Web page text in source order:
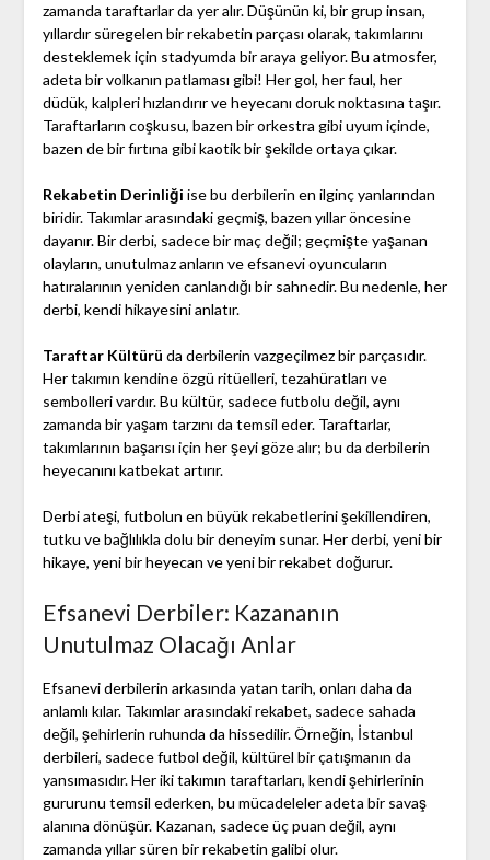
zamanda taraftarlar da yer alır. Düşünün ki, bir grup insan,
yıllardır süregelen bir rekabetin parçası olarak, takımlarını
desteklemek için stadyumda bir araya geliyor. Bu atmosfer,
adeta bir volkanın patlaması gibi! Her gol, her faul, her
düdük, kalpleri hızlandırır ve heyecanı doruk noktasına taşır.
Taraftarların coşkusu, bazen bir orkestra gibi uyum içinde,
bazen de bir fırtına gibi kaotik bir şekilde ortaya çıkar.
Rekabetin Derinliği ise bu derbilerin en ilginç yanlarından
biridir. Takımlar arasındaki geçmiş, bazen yıllar öncesine
dayanır. Bir derbi, sadece bir maç değil; geçmişte yaşanan
olayların, unutulmaz anların ve efsanevi oyuncuların
hatıralarının yeniden canlandığı bir sahnedir. Bu nedenle, her
derbi, kendi hikayesini anlatır.
Taraftar Kültürü da derbilerin vazgeçilmez bir parçasıdır.
Her takımın kendine özgü ritüelleri, tezahüratları ve
sembolleri vardır. Bu kültür, sadece futbolu değil, aynı
zamanda bir yaşam tarzını da temsil eder. Taraftarlar,
takımlarının başarısı için her şeyi göze alır; bu da derbilerin
heyecanını katbekat artırır.
Derbi ateşi, futbolun en büyük rekabetlerini şekillendiren,
tutku ve bağlılıkla dolu bir deneyim sunar. Her derbi, yeni bir
hikaye, yeni bir heyecan ve yeni bir rekabet doğurur.
Efsanevi Derbiler: Kazananın
Unutulmaz Olacağı Anlar
Efsanevi derbilerin arkasında yatan tarih, onları daha da
anlamlı kılar. Takımlar arasındaki rekabet, sadece sahada
değil, şehirlerin ruhunda da hissedilir. Örneğin, İstanbul
derbileri, sadece futbol değil, kültürel bir çatışmanın da
yansımasıdır. Her iki takımın taraftarları, kendi şehirlerinin
gururunu temsil ederken, bu mücadeleler adeta bir savaş
alanına dönüşür. Kazanan, sadece üç puan değil, aynı
zamanda yıllar süren bir rekabetin galibi olur.